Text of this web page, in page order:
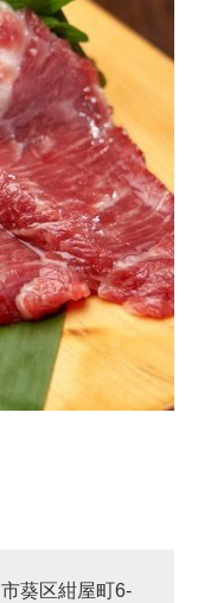
葵区紺屋町6-